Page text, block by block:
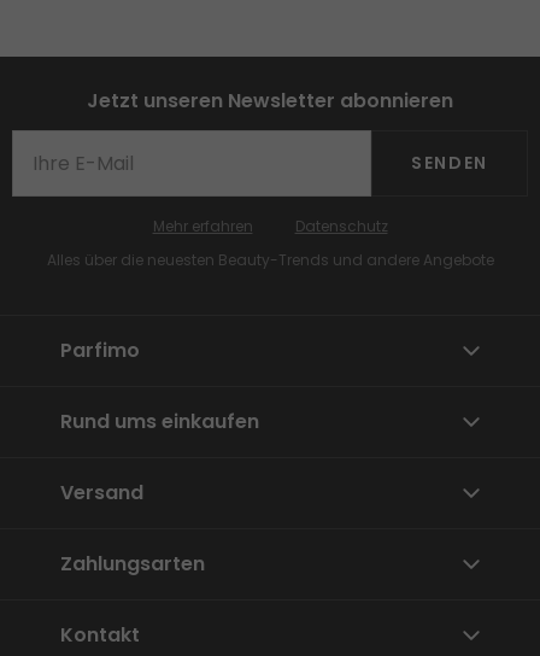
Jetzt unseren Newsletter abonnieren
SENDEN
Alles über die neuesten Beauty-Trends und andere Angebote
Mehr erfahren Datenschutz
Parfimo
Rund ums einkaufen
Versand
Zahlungsarten
Kontakt